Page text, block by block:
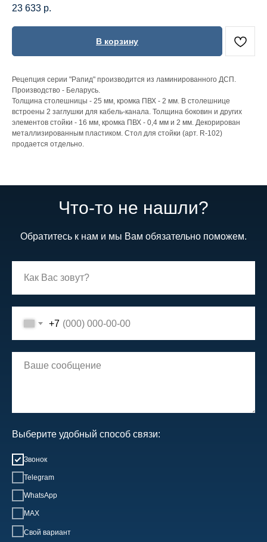
23 633 р.
В корзину
Рецепция серии "Рапид" производится из ламинированного ДСП.
Производство - Беларусь.
Толщина столешницы - 25 мм, кромка ПВХ - 2 мм. В столешнице
встроены 2 заглушки для кабель-канала. Толщина боковин и других
элементов стойки - 16 мм, кромка ПВХ - 0,4 мм и 2 мм. Декорирован
металлизированным пластиком. Стол для стойки (арт. R-102)
продается отдельно.
Что-то не нашли?
Обратитесь к нам и мы Вам обязательно поможем.
+7
Выберите удобный способ связи:
Звонок
Telegram
WhatsApp
MAX
Свой вариант